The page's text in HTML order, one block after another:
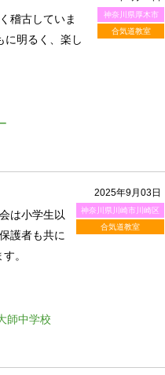
神奈川県厚木市
合気道教室
稽古していま
に明るく、楽し
2025年9月03日
神奈川県川崎市川崎区
合気道教室
は小学生以
護者も共に
。
師中学校